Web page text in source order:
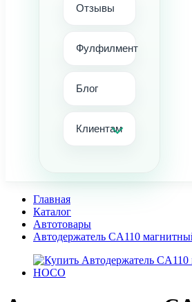
Отзывы
Фулфилмент
Блог
Клиентам
Главная
Каталог
Автотовары
Автодержатель CA110